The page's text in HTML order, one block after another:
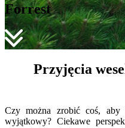
Forrest
Przyjęcia
Czy można zrobić coś, aby
wyjątkowy? Ciekawe